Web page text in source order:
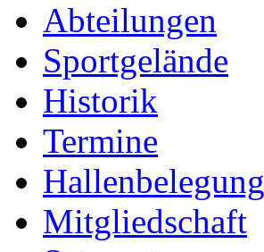
Abteilungen
Sportgelände
Historik
Termine
Hallenbelegung
Mitgliedschaft